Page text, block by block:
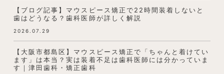
【ブログ記事】マウスピース矯正で22時間装着しないと
歯はどうなる？歯科医師が詳しく解説
2026.07.29
【大阪市都島区】マウスピース矯正で「ちゃんと着けてい
ます」は本当？実は装着不足は歯科医師には分かっていま
す｜津田歯科・矯正歯科